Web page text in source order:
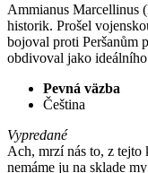
Ammianus Marcellinus
historik. Prošel
bojoval proti Peršanům
obdivoval jako
Pevná väzba
Čeština
Vypredané
Ach, mrzí nás to, z tejto
nemáme ju na sklade